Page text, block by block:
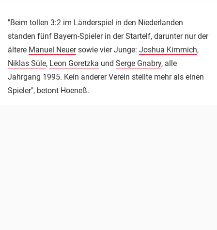
"Beim tollen 3:2 im Länderspiel in den Niederlanden
standen fünf Bayern-Spieler in der Startelf, darunter nur der
ältere Manuel Neuersowie vier Junge: Joshua Kimmich,
Niklas Süle, Leon Goretzka und Serge Gnabry, alle
Jahrgang 1995. Kein anderer Verein stellte mehr als einen
Spieler", betont Hoeneß.